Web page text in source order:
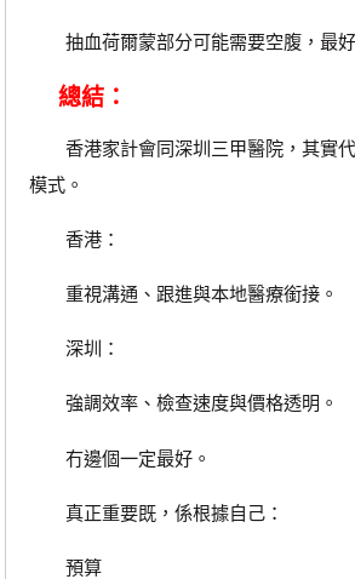
抽血荷爾蒙部分可能需要空腹，最好
總結：
香港家計會同深圳三甲醫院，其實代
模式。
香港：
重視溝通、跟進與本地醫療銜接。
深圳：
強調效率、檢查速度與價格透明。
冇邊個一定最好。
真正重要既，係根據自己：
預算